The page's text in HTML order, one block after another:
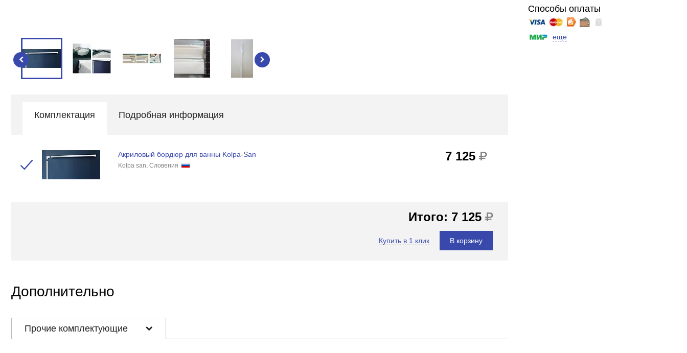
Способы оплаты
еще
Комплектация Подробная информация
Акриловый бордюр для ванны Kolpa-San
Kolpa san, Словения
7 125
Итого: 7 125
Купить в 1 клик В корзину
Дополнительно
Прочие комплектующие